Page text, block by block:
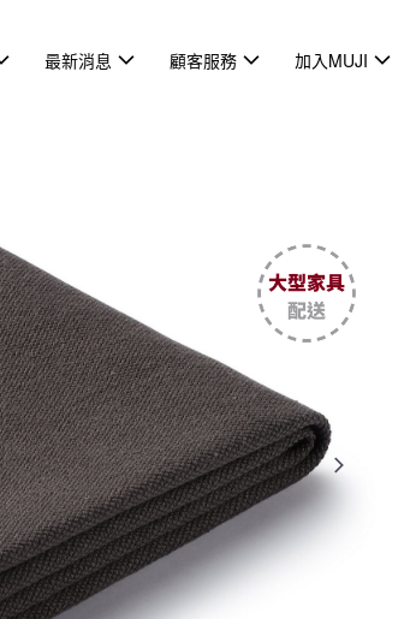
最新消息 顧客服務 加入MUJI